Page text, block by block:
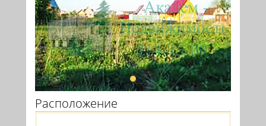
Расположение